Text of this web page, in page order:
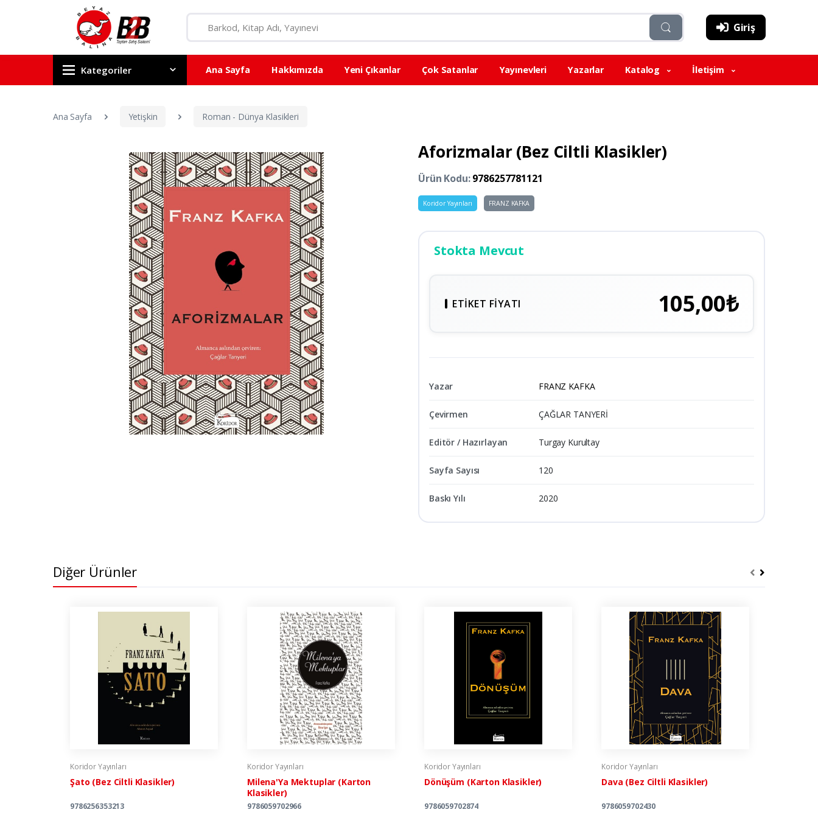
Giriş
Kategoriler Ana Sayfa Hakkımızda Yeni Çıkanlar Çok Satanlar Yayınevleri Yazarlar Katalog İletişim
Ana Sayfa Yetişkin Roman - Dünya Klasikleri
Aforizmalar (Bez Ciltli Klasikler)
Ürün Kodu:9786257781121
Koridor Yayınları FRANZ KAFKA
Stokta Mevcut
ETIKET FIYATI 105,00₺
Yazar FRANZ KAFKA
Çevirmen ÇAĞLAR TANYERİ
Editör / Hazırlayan Turgay Kurultay
Sayfa Sayısı 120
Baskı Yılı 2020
Diğer Ürünler
Koridor Yayınları
Şato (Bez Ciltli Klasikler)
9786256353213
Koridor Yayınları
Milena'Ya Mektuplar (Karton
Klasikler)
9786059702966
Koridor Yayınları
Dönüşüm (Karton Klasikler)
9786059702874
Koridor Yayınları
Dava (Bez Ciltli Klasikler)
9786059702430